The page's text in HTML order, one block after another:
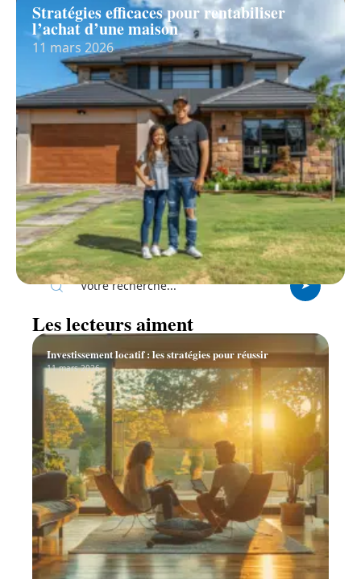
Stratégies efficaces pour rentabiliser
l’achat d’une maison
11 mars 2026
Recherche
Les lecteurs aiment
Investissement locatif : les stratégies pour réussir
11 mars 2026